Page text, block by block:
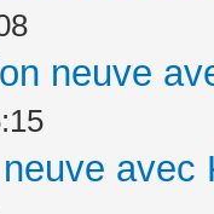
neuve
avec